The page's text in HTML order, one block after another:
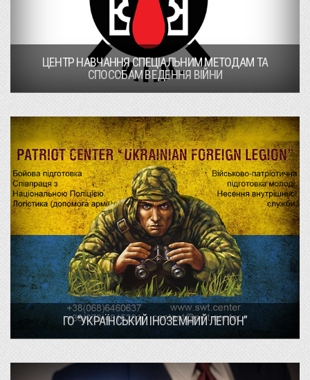
ЦЕНТР НАВЧАННЯ СПЕЦІАЛЬНИМ МЕТОДАМ ТА
СПОСОБАМ ВЕДЕННЯ ВІЙНИ
ГО “УКРАЇНСЬКИЙ ІНОЗЕМНИЙ ЛЕГІОН”